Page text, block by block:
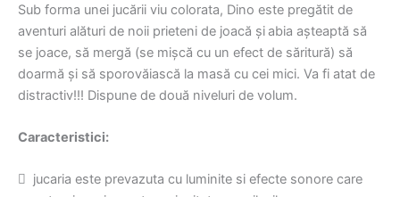
Sub forma unei jucării viu colorata, Dino este pregătit de
aventuri alături de noii prieteni de joacă șiabia așteaptă să
se joace, să mergă (se mișcă cu un efect de săritură) să
doarmă și să sporovăiască la masă cu cei mici. Va fi atat de
distractiv!!! Dispune de două niveluri de volum.
Caracteristici:
 jucaria este prevazuta cu luminite si efecte sonore care